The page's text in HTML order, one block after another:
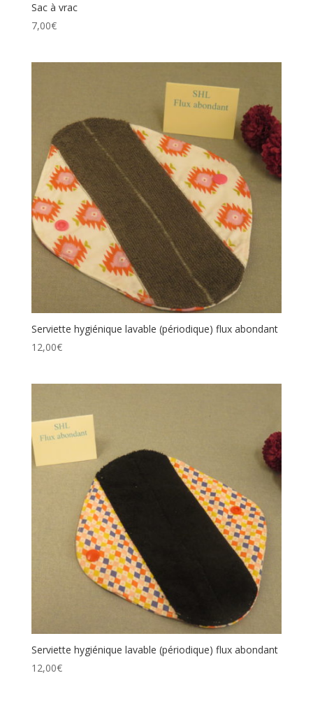
Sac à vrac
7,00€
Serviette hygiénique lavable (périodique) flux abondant
12,00€
Serviette hygiénique lavable (périodique) flux abondant
12,00€